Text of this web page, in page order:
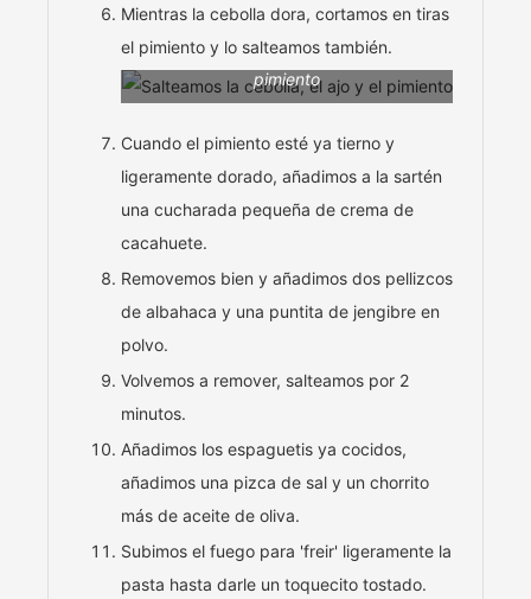
Mientras la cebolla dora, cortamos en tiras
el pimiento y lo salteamos también.
Salteamos la cebolla, el ajo y el
pimiento
Cuando el pimiento esté ya tierno y
ligeramente dorado, añadimos a la sartén
una cucharada pequeña de crema de
cacahuete.
Removemos bien y añadimos dos pellizcos
de albahaca y una puntita de jengibre en
polvo.
Volvemos a remover, salteamos por 2
minutos.
Añadimos los espaguetis ya cocidos,
añadimos una pizca de sal y un chorrito
más de aceite de oliva.
Subimos el fuego para 'freir' ligeramente la
pasta hasta darle un toquecito tostado.